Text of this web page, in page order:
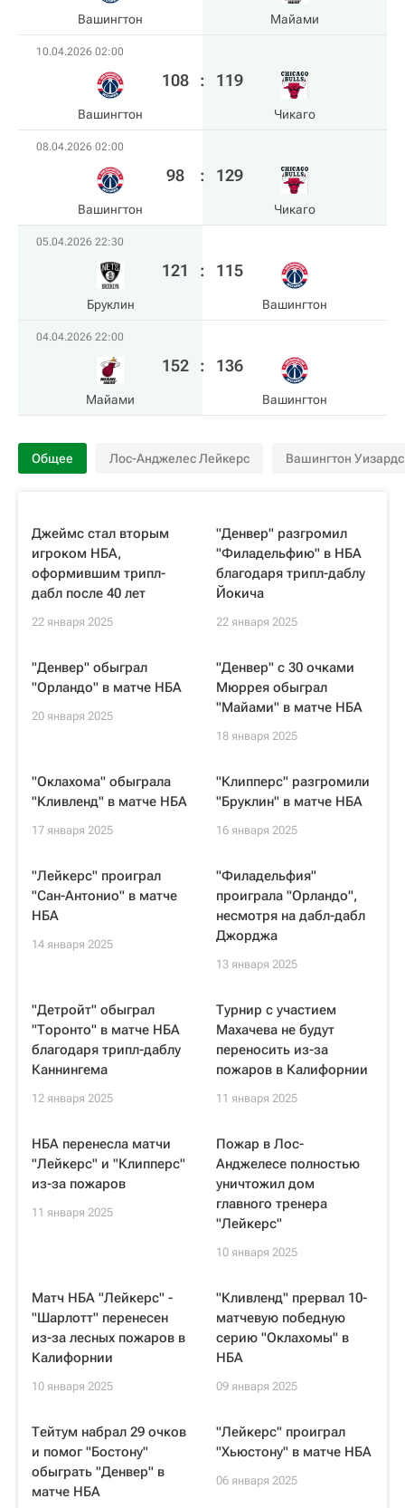
Вашингтон Майами
10.04.2026 02:00
Вашингтон
108 : 119
Чикаго
08.04.2026 02:00
Вашингтон
98 : 129
Чикаго
05.04.2026 22:30
Бруклин
121 : 115
Вашингтон
04.04.2026 22:00
Майами
152 : 136
Вашингтон
Общее Лос-Анджелес Лейкерс Вашингтон Уизардс
Джеймс стал вторым
игроком НБА,
оформившим трипл-
дабл после 40 лет
22 января 2025
"Денвер" разгромил
"Филадельфию" в НБА
благодаря трипл-даблу
Йокича
22 января 2025
"Денвер" обыграл
"Орландо" в матче НБА
20 января 2025
"Денвер" с 30 очками
Мюррея обыграл
"Майами" в матче НБА
18 января 2025
"Оклахома" обыграла
"Кливленд" в матче НБА
17 января 2025
"Клипперс" разгромили
"Бруклин" в матче НБА
16 января 2025
"Лейкерс" проиграл
"Сан-Антонио" в матче
НБА
14 января 2025
"Филадельфия"
проиграла "Орландо",
несмотря на дабл-дабл
Джорджа
13 января 2025
"Детройт" обыграл
"Торонто" в матче НБА
благодаря трипл-даблу
Каннингема
12 января 2025
Турнир с участием
Махачева не будут
переносить из-за
пожаров в Калифорнии
11 января 2025
НБА перенесла матчи
"Лейкерс" и "Клипперс"
из-за пожаров
11 января 2025
Пожар в Лос-
Анджелесе полностью
уничтожил дом
главного тренера
"Лейкерс"
10 января 2025
Матч НБА "Лейкерс" -
"Шарлотт" перенесен
из-за лесных пожаров в
Калифорнии
10 января 2025
"Кливленд" прервал 10-
матчевую победную
серию "Оклахомы" в
НБА
09 января 2025
Тейтум набрал 29 очков
и помог "Бостону"
обыграть "Денвер" в
матче НБА
"Лейкерс" проиграл
"Хьюстону" в матче НБА
06 января 2025